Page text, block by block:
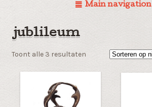
Main navigation
jublileum
Toont alle 3 resultatenGesorteerd